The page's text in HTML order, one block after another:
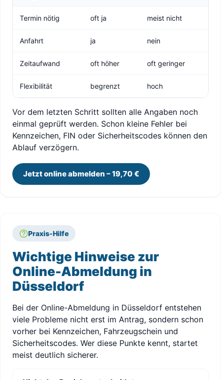
Termin nötig oft ja meist nicht
Anfahrt ja nein
Zeitaufwand oft höher oft geringer
Flexibilität begrenzt hoch
Vor dem letzten Schritt sollten alle Angaben noch
einmal geprüft werden. Schon kleine Fehler bei
Kennzeichen, FIN oder Sicherheitscodes können den
Ablauf verzögern.
Jetzt online abmelden – 19,70 €
Praxis-Hilfe
Wichtige Hinweise zur
Online-Abmeldung in
Düsseldorf
Bei der Online-Abmeldung in Düsseldorf entstehen
viele Probleme nicht erst im Antrag, sondern schon
vorher bei Kennzeichen, Fahrzeugschein und
Sicherheitscodes. Wer diese Punkte kennt, startet
meist deutlich sicherer.